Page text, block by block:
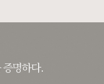
명하다.